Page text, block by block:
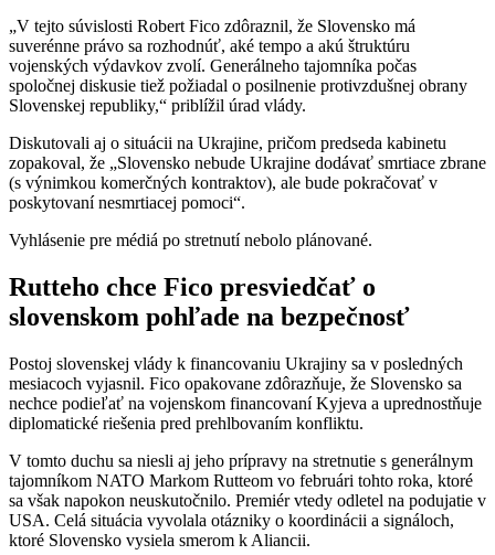
„V tejto súvislosti Robert Fico zdôraznil, že Slovensko má
suverénne právo sa rozhodnúť, aké tempo a akú štruktúru
vojenských výdavkov zvolí. Generálneho tajomníka počas
spoločnej diskusie tiež požiadal o posilnenie protivzdušnej obrany
Slovenskej republiky,“ priblížil úrad vlády.
Diskutovali aj o situácii na Ukrajine, pričom predseda kabinetu
zopakoval, že „Slovensko nebude Ukrajine dodávať smrtiace zbrane
(s výnimkou komerčných kontraktov), ale bude pokračovať v
poskytovaní nesmrtiacej pomoci“.
Vyhlásenie pre médiá po stretnutí nebolo plánované.
Rutteho chce Fico presviedčať o
slovenskom pohľade na bezpečnosť
Postoj slovenskej vlády k financovaniu Ukrajiny sa v posledných
mesiacoch vyjasnil. Fico opakovane zdôrazňuje, že Slovensko sa
nechce podieľať na vojenskom financovaní Kyjeva a uprednostňuje
diplomatické riešenia pred prehlbovaním konfliktu.
V tomto duchu sa niesli aj jeho prípravy na stretnutie s generálnym
tajomníkom NATO Markom Rutteom vo februári tohto roka, ktoré
sa však napokon neuskutočnilo. Premiér vtedy odletel na podujatie v
USA. Celá situácia vyvolala otázniky o koordinácii a signáloch,
ktoré Slovensko vysiela smerom k Aliancii.